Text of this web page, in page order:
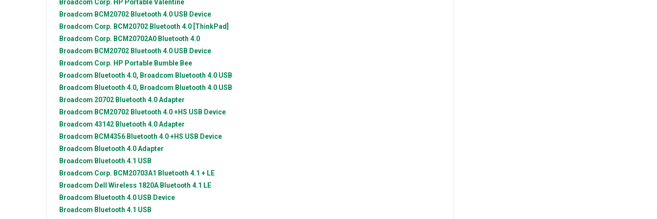
Broadcom Corp. HP Portable Valentine
Broadcom BCM20702 Bluetooth 4.0 USB Device
Broadcom Corp. BCM20702 Bluetooth 4.0 [ThinkPad]
Broadcom Corp. BCM20702A0 Bluetooth 4.0
Broadcom BCM20702 Bluetooth 4.0 USB Device
Broadcom Corp. HP Portable Bumble Bee
Broadcom Bluetooth 4.0, Broadcom Bluetooth 4.0 USB
Broadcom Bluetooth 4.0, Broadcom Bluetooth 4.0 USB
Broadcom 20702 Bluetooth 4.0 Adapter
Broadcom BCM20702 Bluetooth 4.0 +HS USB Device
Broadcom 43142 Bluetooth 4.0 Adapter
Broadcom BCM4356 Bluetooth 4.0 +HS USB Device
Broadcom Bluetooth 4.0 Adapter
Broadcom Bluetooth 4.1 USB
Broadcom Corp. BCM20703A1 Bluetooth 4.1 + LE
Broadcom Dell Wireless 1820A Bluetooth 4.1 LE
Broadcom Bluetooth 4.0 USB Device
Broadcom Bluetooth 4.1 USB